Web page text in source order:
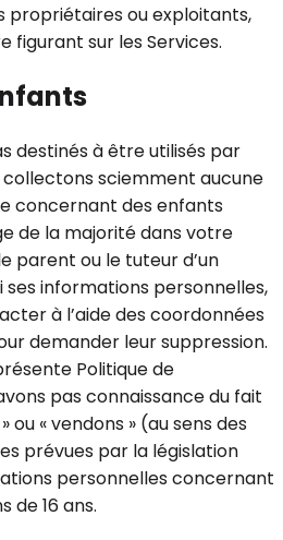
propriétaires ou exploitants,
figurant sur les Services.
destinés à être utilisés par
sciemment aucune
concernant des enfants
de la majorité dans votre
parent ou le tuteur d’un
ses informations personnelles,
à l’aide des coordonnées
demander leur suppression.
Politique de
pas connaissance du fait
ou « vendons » (au sens des
prévues par la législation
personnelles concernant
de 16 ans.